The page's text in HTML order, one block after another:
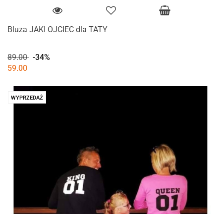
Bluza JAKI OJCIEC dla TATY
89.00 -34%
59.00
WYPRZEDAŻ